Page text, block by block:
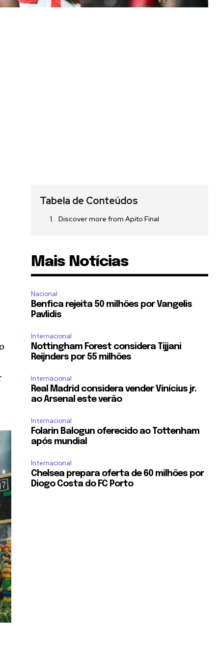
Tabela de Conteúdos
Discover more from Apito Final
Mais Notícias
Nacional
Benfica rejeita 50 milhões por Vangelis
Pavlidis
Internacional
Nottingham Forest considera Tijjani
Reijnders por 55 milhões
Internacional
Real Madrid considera vender Vinícius jr.
ao Arsenal este verão
Internacional
Folarin Balogun oferecido ao Tottenham
após mundial
Internacional
Chelsea prepara oferta de 60 milhões por
Diogo Costa do FC Porto